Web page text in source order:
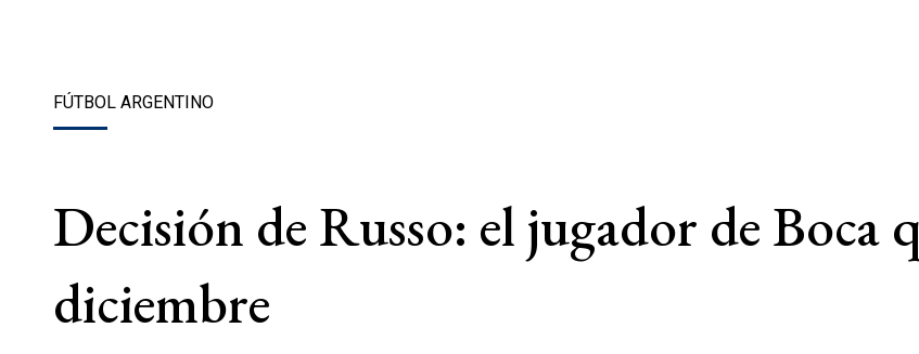
FÚTBOL ARGENTINO
Decisión de Russo: el jugador de Boca
diciembre